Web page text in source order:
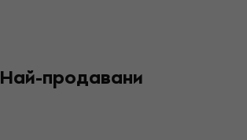
Най-продавани